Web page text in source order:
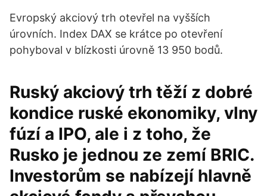
Evropský akciový trh otevřel na vyšších
úrovních. Index DAX se krátce po otevření
pohyboval v blízkosti úrovně 13 950 bodů.
Ruský akciový trh těží z dobré
kondice ruské ekonomiky, vlny
fúzí a IPO, ale i z toho, že
Rusko je jednou ze zemí BRIC.
Investorům se nabízejí hlavně